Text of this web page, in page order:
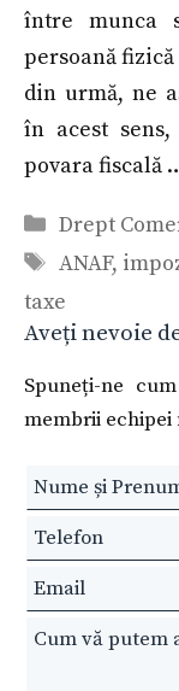
între munca
persoană
din urmă, ne
în acest
povara fiscală
Categorii
Drept
Etichete
ANAF,
taxe
Aveți nevoie
Spuneți-ne
membrii echipei
Leave
this
field
blank